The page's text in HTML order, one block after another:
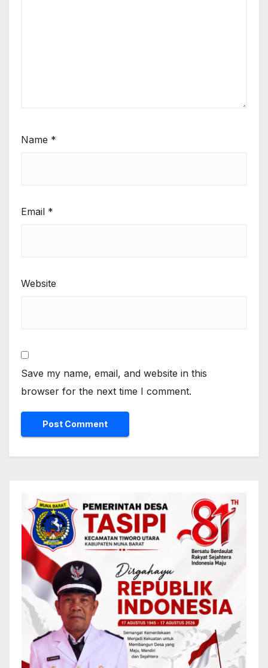
Name *
Email *
Website
Save my name, email, and website in this
browser for the next time I comment.